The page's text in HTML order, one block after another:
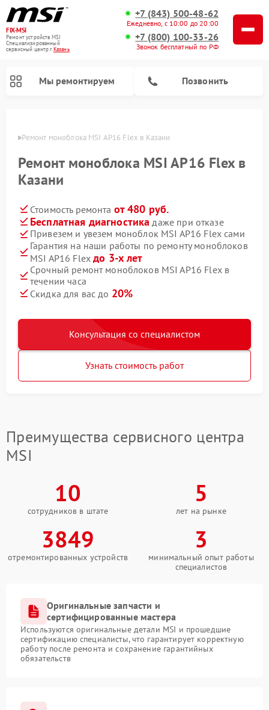
FIX-MSI
Ремонт устройств MSI
Специализированный
cервисный центр г.Казань
+7 (843) 500-48-62
Ежедневно, с 10:00 до 20:00
+7 (800) 100-33-26
Звонок бесплатный по РФ
Мы ремонтируем Позвонить
Ремонт моноблока MSI AP16 Flex в Казани
Ремонт моноблока MSI AP16 Flex в
Казани
Стоимость ремонта от 480 руб.
Бесплатная диагностика даже при отказе
Привезем и увезем моноблок MSI AP16 Flex сами
Гарантия на наши работы по ремонту моноблоков
MSI AP16 Flexдо 3-х лет
Срочный ремонт моноблоков MSI AP16 Flex в
течении часа
Скидка для вас до 20%
Консультация со специалистом
Узнать стоимость работ
Преимущества сервисного центра
MSI
10
сотрудников в штате
5
лет на рынке
3849
отремонтированных устройств
3
минимальный опыт работы
специалистов
Оригинальные запчасти и
сертифицированные мастера
Используются оригинальные детали MSI и прошедшие
сертификацию специалисты, что гарантирует корректную
работу после ремонта и сохранение гарантийных
обязательств